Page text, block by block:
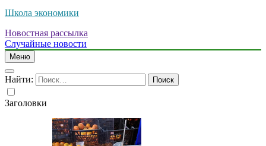
Школа экономики
Новостная рассылка
Случайные новости
Меню
Найти:
Заголовки